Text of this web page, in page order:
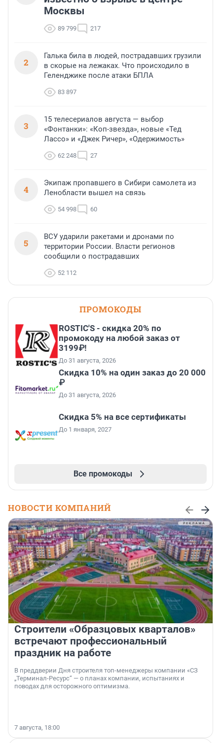
Москвы
89 799 217
2
Галька била в людей, пострадавших грузили
в скорые на лежаках. Что происходило в
Геленджике после атаки БПЛА
83 897
3
15 телесериалов августа — выбор
«Фонтанки»: «Коп-звезда», новые «Тед
Лассо» и «Джек Ричер», «Одержимость»
62 248 27
4
Экипаж пропавшего в Сибири самолета из
Ленобласти вышел на связь
54 998 60
5
ВСУ ударили ракетами и дронами по
территории России. Власти регионов
сообщили о пострадавших
52 112
ПРОМОКОДЫ
ROSTIC'S - скидка 20% по
промокоду на любой заказ от
3199₽!
До 31 августа, 2026
Скидка 10% на один заказ до 20 000
₽
До 31 августа, 2026
Скидка 5% на все сертификаты
До 1 января, 2027
Все промокоды
НОВОСТИ КОМПАНИЙ
Строители «Образцовых кварталов»
встречают профессиональный
праздник на работе
В преддверии Дня строителя топ-менеджеры компании «СЗ
„Терминал-Ресурс“ — о планах компании, испытаниях и
поводах для осторожного оптимизма.
7 августа, 18:00